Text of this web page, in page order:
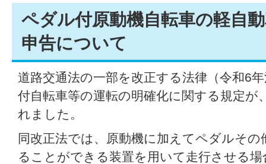
ペダル付原動機自転車の軽自
申告について
道路交通法の一部を改正する法律（令和6
付自転車等の運転の明確化に関する規定が
れました。
同改正法では、原動機に加えてペダルそ
ることができる装置を用いて走行させる